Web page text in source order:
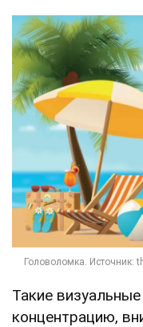
Такие
концентрацию,